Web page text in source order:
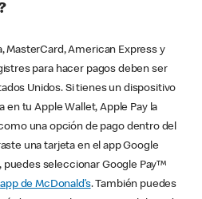
MasterCard, American Express y
para hacer pagos deben ser
Unidos. Si tienes un dispositivo
en tu Apple Wallet, Apple Pay la
una opción de pago dentro del
una tarjeta en el app Google
seleccionar Google Pay™
app de McDonald’s. También puedes